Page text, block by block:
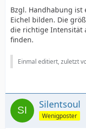
Bzgl. Handhabung ist
Eichel bilden. Die
die richtige Intensität
finden.
Einmal editiert, zuletzt
Silentsoul
Wenigposter